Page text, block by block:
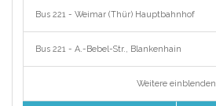
Bus 221 - Weimar (Thür) Hauptbahnhof
Bus 221 - A.-Bebel-Str., Blankenhain
Weitere einblenden